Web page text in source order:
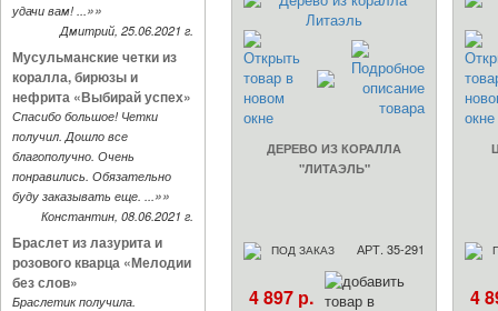
удачи вам! ...»»
Дмитрий, 25.06.2021 г.
Мусульманские четки из
коралла, бирюзы и
нефрита «Выбирай успех»
Спасибо большое! Четки
получил. Дошло все
благополучно. Очень
понравились. Обязательно
буду заказывать еще. ...»»
Константин, 08.06.2021 г.
Браслет из лазурита и
розового кварца «Мелодии
без слов»
Браслетик получила.
ДЕРЕВО ИЗ КОРАЛЛА
"ЛИТАЭЛЬ"
ПОД ЗАКАЗ АРТ. 35-291
4 897 р. 4